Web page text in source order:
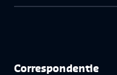
Correspon­dentie